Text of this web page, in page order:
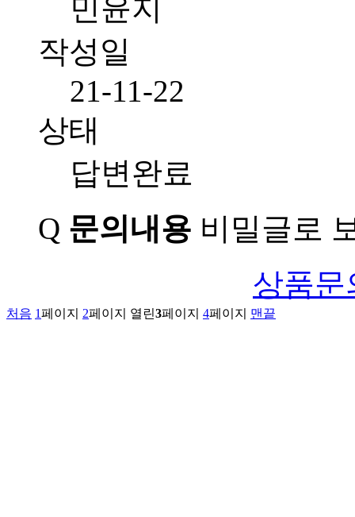
민윤지
작성일
21-11-22
상태
답변완료
Q 문의내용 비밀글로
상품문
처음 1페이지 2페이지 열린3페이지 4페이지 맨끝